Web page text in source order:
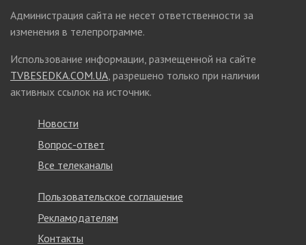
Администрация сайта не несет ответственности за
изменения в телепрограмме.
Использование информации, размещенной на сайте
TVBESEDKA.COM.UA , разрешено только при наличии
активных ссылок на источник.
Новости
Вопрос-ответ
Все телеканалы
Пользовательское соглашение
Рекламодателям
Контакты